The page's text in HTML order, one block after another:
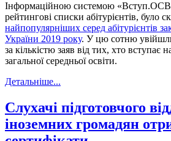
Інформаційною системою
рейтингові списки абітурієнтів, було
найпопулярніших серед абітурієнтів
України 2019 року. У цю сотню
за кількістю заяв від тих, хто вступає
загальної середньої освіти.
Детальніше...
Слухачі підготовчого
іноземних громадян